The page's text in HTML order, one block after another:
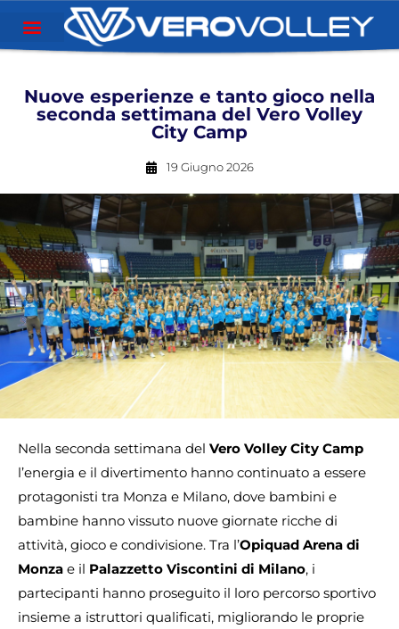
Nuove esperienze e tanto gioco nella
seconda settimana del Vero Volley
City Camp
19 Giugno 2026
Nella seconda settimana del Vero Volley City Camp
l’energia e il divertimento hanno continuato a essere
protagonisti tra Monza e Milano, dove bambini e
bambine hanno vissuto nuove giornate ricche di
attività, gioco e condivisione. Tra l’Opiquad Arena di
Monza e il Palazzetto Viscontini di Milano, i
partecipanti hanno proseguito il loro percorso sportivo
insieme a istruttori qualificati, migliorando le proprie